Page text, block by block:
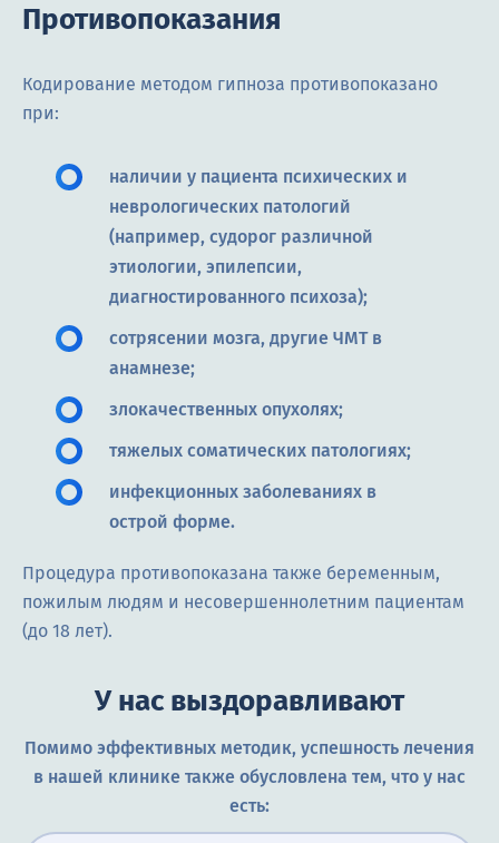
Противопоказания
Кодирование методом гипноза противопоказано
при:
наличии у пациента психических и
неврологических патологий
(например, судорог различной
этиологии, эпилепсии,
диагностированного психоза);
сотрясении мозга, другие ЧМТ в
анамнезе;
злокачественных опухолях;
тяжелых соматических патологиях;
инфекционных заболеваниях в
острой форме.
Процедура противопоказана также беременным,
пожилым людям и несовершеннолетним пациентам
(до 18 лет).
У нас выздоравливают
Помимо эффективных методик, успешность лечения
в нашей клинике также обусловлена тем, что у нас
есть: